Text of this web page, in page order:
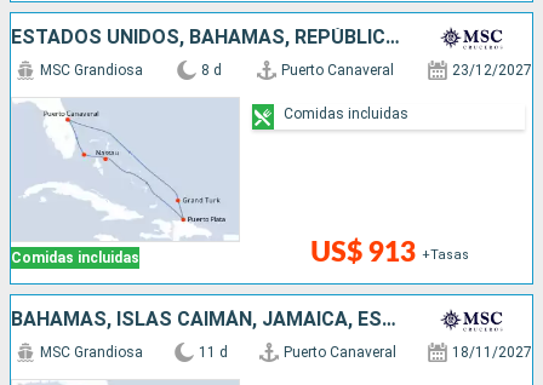
ESTADOS UNIDOS, BAHAMAS, REPÚBLICA DOMINICANA
Comidas incluidas
MSC Grandiosa 8 d Puerto Canaveral 23/12/2027
US$ 913 +Tasas
Comidas incluidas
BAHAMAS, ISLAS CAIMÁN, JAMAICA, ESTADOS UNIDOS
MSC Grandiosa 11 d Puerto Canaveral 18/11/2027